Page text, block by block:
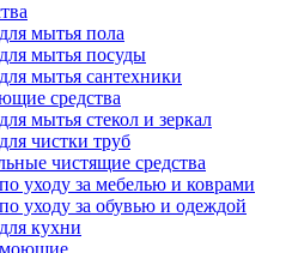
мытья пола
мытья посуды
мытья сантехники
средства
мытья стекол и зеркал
чистки труб
чистящие средства
уходу за мебелью и коврами
уходу за обувью и одеждой
кухни
моющие